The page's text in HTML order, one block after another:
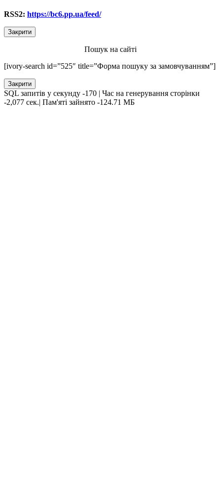
RSS2: https://bc6.pp.ua/feed/
Закрити
Пошук на сайті
[ivory-search id=”525″ title=”Форма пошуку за замовчуванням”]
Закрити
SQL запитів у секунду -170 | Час на генерування сторінки
-2,077 сек.| Пам'яті зайнято -124.71 МБ